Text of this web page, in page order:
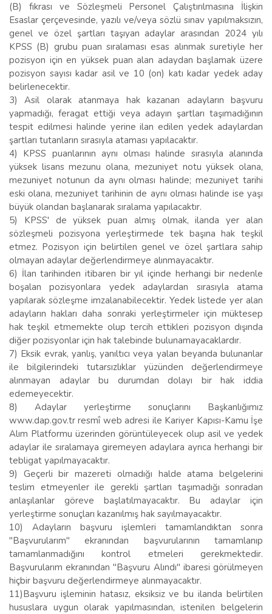
(B) fıkrası ve Sözleşmeli Personel Çalıştırılmasına İlişkin
Esaslar çerçevesinde, yazılı ve/veya sözlü sınav yapılmaksızın,
genel ve özel şartları taşıyan adaylar arasından 2024 yılı
KPSS (B) grubu puan sıralaması esas alınmak suretiyle her
pozisyon için en yüksek puan alan adaydan başlamak üzere
pozisyon sayısı kadar asil ve 10 (on) katı kadar yedek aday
belirlenecektir.
3) Asil olarak atanmaya hak kazanan adayların başvuru
yapmadığı, feragat ettiği veya adayın şartları taşımadığının
tespit edilmesi halinde yerine ilan edilen yedek adaylardan
şartları tutanların sırasıyla ataması yapılacaktır.
4) KPSS puanlarının aynı olması halinde sırasıyla alanında
yüksek lisans mezunu olana, mezuniyet notu yüksek olana,
mezuniyet notunun da aynı olması halinde; mezuniyet tarihi
eski olana, mezuniyet tarihinin de aynı olması halinde ise yaşı
büyük olandan başlanarak sıralama yapılacaktır.
5) KPSS' de yüksek puan almış olmak, ilanda yer alan
sözleşmeli pozisyona yerleştirmede tek başına hak teşkil
etmez. Pozisyon için belirtilen genel ve özel şartlara sahip
olmayan adaylar değerlendirmeye alınmayacaktır.
6) İlan tarihinden itibaren bir yıl içinde herhangi bir nedenle
boşalan pozisyonlara yedek adaylardan sırasıyla atama
yapılarak sözleşme imzalanabilecektir. Yedek listede yer alan
adayların hakları daha sonraki yerleştirmeler için müktesep
hak teşkil etmemekte olup tercih ettikleri pozisyon dışında
diğer pozisyonlar için hak talebinde bulunamayacaklardır.
7) Eksik evrak, yanlış, yanıltıcı veya yalan beyanda bulunanlar
ile bilgilerindeki tutarsızlıklar yüzünden değerlendirmeye
alınmayan adaylar bu durumdan dolayı bir hak iddia
edemeyecektir.
8) Adaylar yerleştirme sonuçlarını Başkanlığımız
www.dap.gov.tr resmî web adresi ile Kariyer Kapısı-Kamu İşe
Alım Platformu üzerinden görüntüleyecek olup asil ve yedek
adaylar ile sıralamaya giremeyen adaylara ayrıca herhangi bir
tebligat yapılmayacaktır.
9) Geçerli bir mazereti olmadığı halde atama belgelerini
teslim etmeyenler ile gerekli şartları taşımadığı sonradan
anlaşılanlar göreve başlatılmayacaktır. Bu adaylar için
yerleştirme sonuçları kazanılmış hak sayılmayacaktır.
10) Adayların başvuru işlemleri tamamlandıktan sonra
"Başvurularım" ekranından başvurularının tamamlanıp
tamamlanmadığını kontrol etmeleri gerekmektedir.
Başvurularım ekranından "Başvuru Alındı" ibaresi görülmeyen
hiçbir başvuru değerlendirmeye alınmayacaktır.
11)Başvuru işleminin hatasız, eksiksiz ve bu ilanda belirtilen
hususlara uygun olarak yapılmasından, istenilen belgelerin